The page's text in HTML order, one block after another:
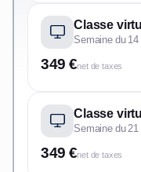
Classe
Semaine du
349 €net de taxes
Classe
Semaine du
349 €net de taxes